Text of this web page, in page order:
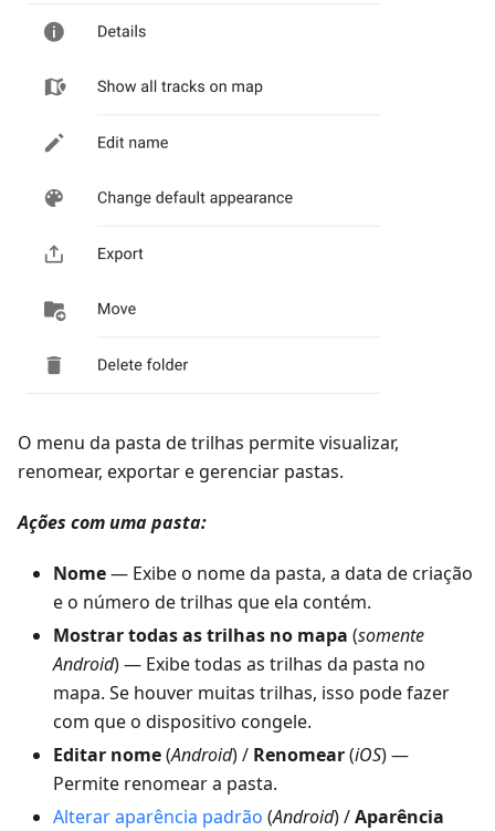
O menu da pasta de trilhas permite visualizar,
renomear, exportar e gerenciar pastas.
Ações com uma pasta:
Nome— Exibe o nome da pasta, a data de criação
e o número de trilhas que ela contém.
Mostrar todas as trilhas no mapa (somente
Android) — Exibe todas as trilhas da pasta no
mapa. Se houver muitas trilhas, isso pode fazer
com que o dispositivo congele.
Editar nome(Android) / Renomear(iOS) —
Permite renomear a pasta.
Alterar aparência padrão (Android) /Aparência